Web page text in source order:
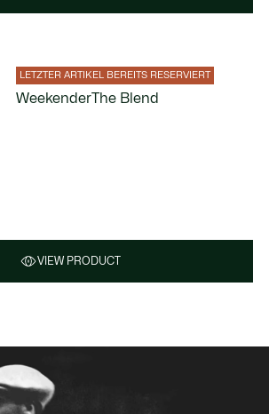
LETZTER ARTIKEL BEREITS RESERVIERT
WeekenderThe Blend
VIEW PRODUCT